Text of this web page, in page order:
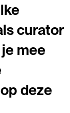
curator
mee
deze